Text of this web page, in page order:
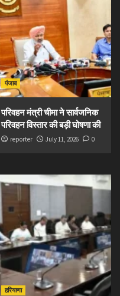
पंजाब
परिवहन मंत्री चीमा ने सार्वजनिक
परिवहन विस्तार की बड़ी घोषणा की
reporter July 11, 2026 0
हरियाणा